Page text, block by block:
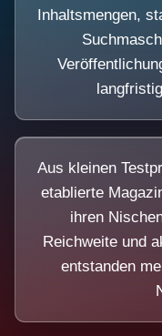
Inhaltsmengen,
Aus kleinen
etablierte
ihren
Reichweite und
entstanden